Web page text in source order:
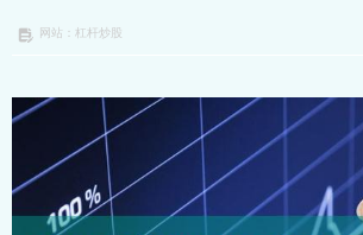
网站：杠杆炒股